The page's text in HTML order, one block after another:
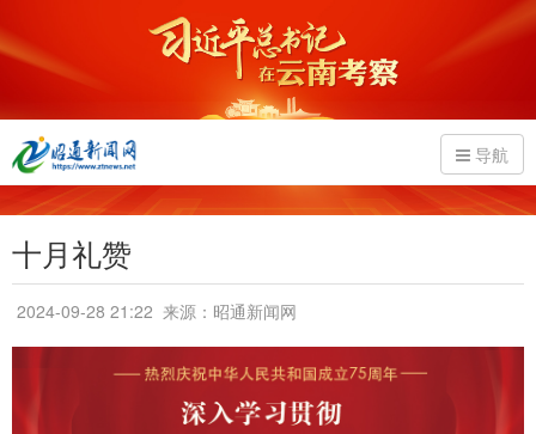
导航
十月礼赞
2024-09-28 21:22 来源：昭通新闻网